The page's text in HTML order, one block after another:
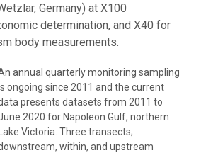
Germany) at X100
determination, and X40 for
body measurements.
annual quarterly monitoring sampling
ongoing since 2011 and the current
presents datasets from 2011 to
2020 for Napoleon Gulf, northern
Lake Victoria. Three transects;
within, and upstream